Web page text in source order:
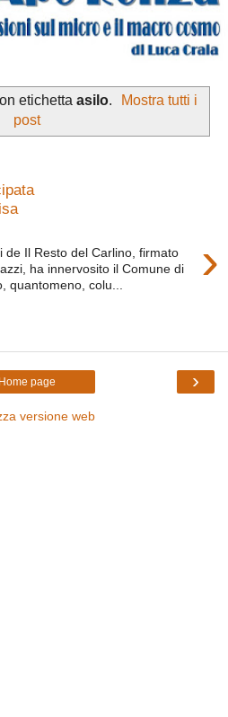
etichetta asilo.
Mostra tutti i
post
›
de Il Resto del Carlino, firmato
ha innervosito il Comune di
quantomeno, colu...
›
Home page
versione web